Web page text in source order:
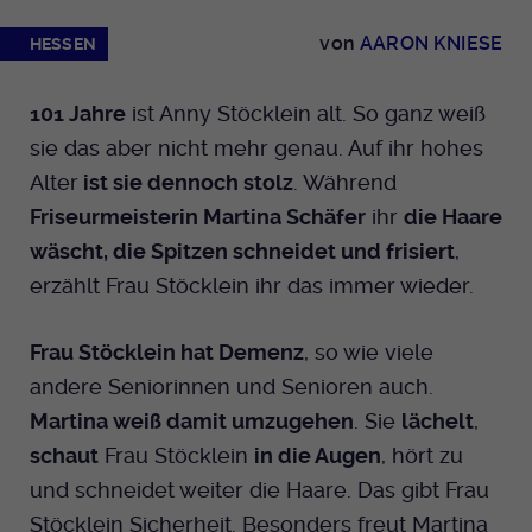
HESSEN vonAARON KNIESE
101 Jahre ist Anny Stöcklein alt. So ganz weiß
sie das aber nicht mehr genau. Auf ihr hohes
Alter ist sie dennoch stolz . Während
Friseurmeisterin Martina Schäfer ihr die Haare
wäscht, die Spitzen schneidet und frisiert,
erzählt Frau Stöcklein ihr das immer wieder.
Frau Stöcklein hat Demenz, so wie viele
andere Seniorinnen und Senioren auch.
Martina weiß damit umzugehen . Sie lächelt,
schaut Frau Stöcklein in die Augen, hört zu
und schneidet weiter die Haare. Das gibt Frau
Stöcklein Sicherheit. Besonders freut Martina
Zweck
festzustellen ob ein Benutzer im TYPO3
Name fe_typo_user
Anbieter EKHN
Laufzeit Ende der Sitzung
Zweck
festzustellen ob ein Benutzer im TYPO3
Frontend eingelogged ist und die Seite
bearbeiten darf.
Name PHPSESSID
Name
Anbieter Medienhaus der EKHN GmbH
Laufzeit 13 Monate
Zweck Einzigartige Besucher ID.
Name _pk_ses.424
Anbieter Medienhaus der EKHN GmbH
Laufzeit 30 Minuten
Zweck
Zur Speicherung kurzfristiger
Cookie-Informationen anzeigen
Marketing
Reichweiten Analyse
Name _fbp
Anbieter Facebook Ireland Limited
Laufzeit
Zweck Anzeigen / Ads
Cookie-Informationen anzeigen
Youtube
Instagram
Twitter